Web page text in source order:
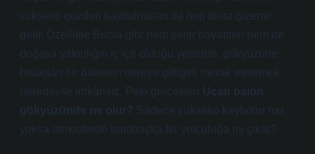
yükselip gözden kaybolmaları da hep biraz gizemli
gelir. Özellikle Bursa gibi hem şehir hayatının hem de
doğaya yakınlığın iç içe olduğu yerlerde, gökyüzüne
bırakılan bir balonun nereye gittiğini merak etmemek
neredeyse imkânsız. Peki gerçekten Uçan balon
gökyüzünde ne olur? Sadece yükselip kaybolur mu,
yoksa atmosferde bambaşka bir yolculuğa mı çıkar?